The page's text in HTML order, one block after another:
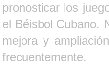
pronosticar los
el Béisbol Cubano.
mejora y
frecuentemente.